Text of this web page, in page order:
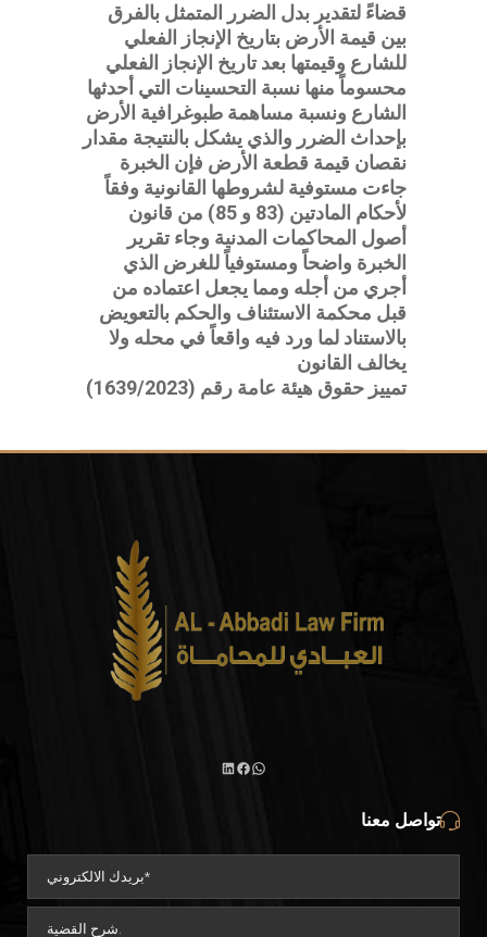
قضاءً لتقدير بدل الضرر المتمثل بالفرق
بين قيمة الأرض بتاريخ الإنجاز الفعلي
للشارع وقيمتها بعد تاريخ الإنجاز الفعلي
محسوماً منها نسبة التحسينات التي أحدثها
الشارع ونسبة مساهمة طبوغرافية الأرض
بإحداث الضرر والذي يشكل بالنتيجة مقدار
نقصان قيمة قطعة الأرض فإن الخبرة
جاءت مستوفية لشروطها القانونية وفقاً
لأحكام المادتين (83 و 85) من قانون
أصول المحاكمات المدنية وجاء تقرير
الخبرة واضحاً ومستوفياً للغرض الذي
أجري من أجله ومما يجعل اعتماده من
قبل محكمة الاستئناف والحكم بالتعويض
بالاستناد لما ورد فيه واقعاً في محله ولا
يخالف القانون
تمييز حقوق هيئة عامة رقم (1639/2023)
تواصل معنا